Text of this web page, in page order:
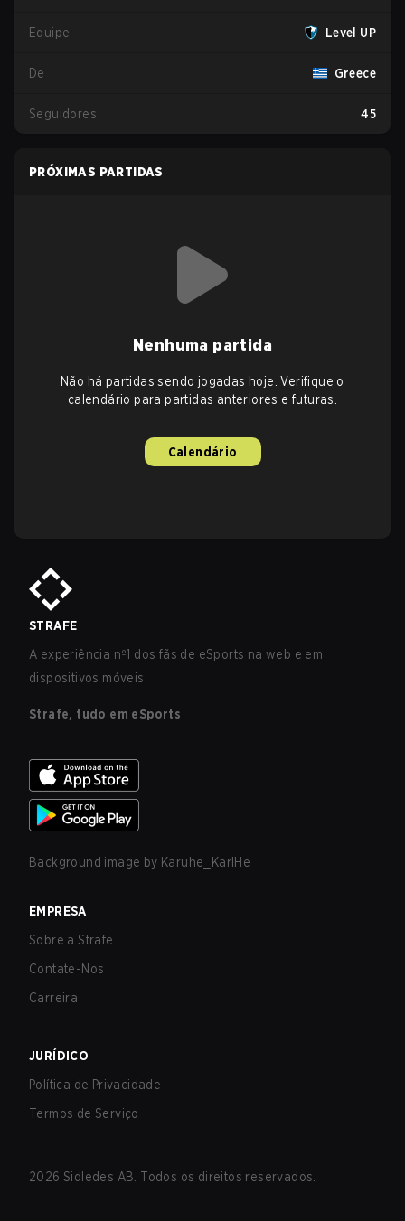
Equipe Level UP
De Greece
Seguidores 45
PRÓXIMAS PARTIDAS
Nenhuma partida
Não há partidas sendo jogadas hoje. Verifique o
calendário para partidas anteriores e futuras.
Calendário
STRAFE
A experiência nº1 dos fãs de eSports na web e em
dispositivos móveis.
Strafe, tudo em eSports
Background image by Karuhe_KarlHe
EMPRESA
Sobre a Strafe
Contate-Nos
Carreira
JURÍDICO
Política de Privacidade
Termos de Serviço
2026 Sidledes AB. Todos os direitos reservados.